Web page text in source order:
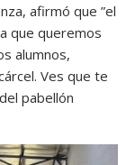
afirmó que ”el
que queremos
alumnos,
Ves que te
pabellón